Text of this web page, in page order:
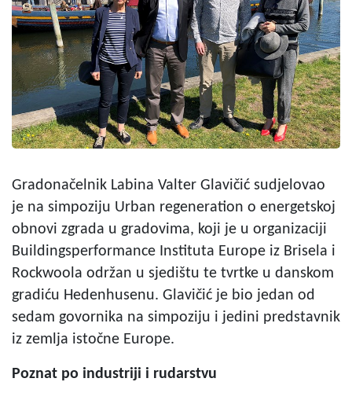
Gradonačelnik Labina Valter Glavičić sudjelovao
je na simpoziju Urban regeneration o energetskoj
obnovi zgrada u gradovima, koji je u organizaciji
Buildingsperformance Instituta Europe iz Brisela i
Rockwoola održan u sjedištu te tvrtke u danskom
gradiću Hedenhusenu. Glavičić je bio jedan od
sedam govornika na simpoziju i jedini predstavnik
iz zemlja istočne Europe.
Poznat po industriji i rudarstvu